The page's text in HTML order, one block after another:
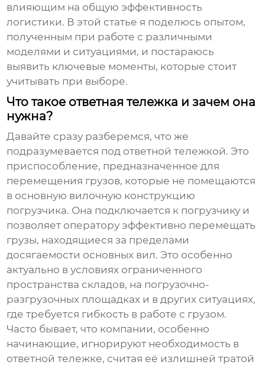
влияющим на общую эффективность
логистики. В этой статье я поделюсь опытом,
полученным при работе с различными
моделями и ситуациями, и постараюсь
выявить ключевые моменты, которые стоит
учитывать при выборе.
Что такое ответная тележка и зачем она
нужна?
Давайте сразу разберемся, что же
подразумевается под ответной тележкой. Это
приспособление, предназначенное для
перемещения грузов, которые не помещаются
в основную вилочную конструкцию
погрузчика. Она подключается к погрузчику и
позволяет оператору эффективно перемещать
грузы, находящиеся за пределами
досягаемости основных вил. Это особенно
актуально в условиях ограниченного
пространства складов, на погрузочно-
разгрузочных площадках и в других ситуациях,
где требуется гибкость в работе с грузом.
Часто бывает, что компании, особенно
начинающие, игнорируют необходимость в
ответной тележке, считая её излишней тратой